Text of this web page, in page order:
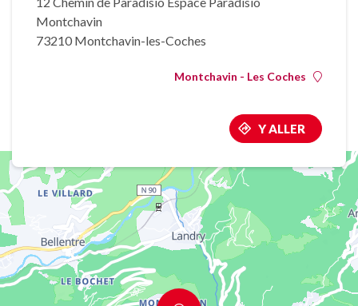
Montchavin
73210 Montchavin-les-Coches
Montchavin - Les Coches
Y ALLER